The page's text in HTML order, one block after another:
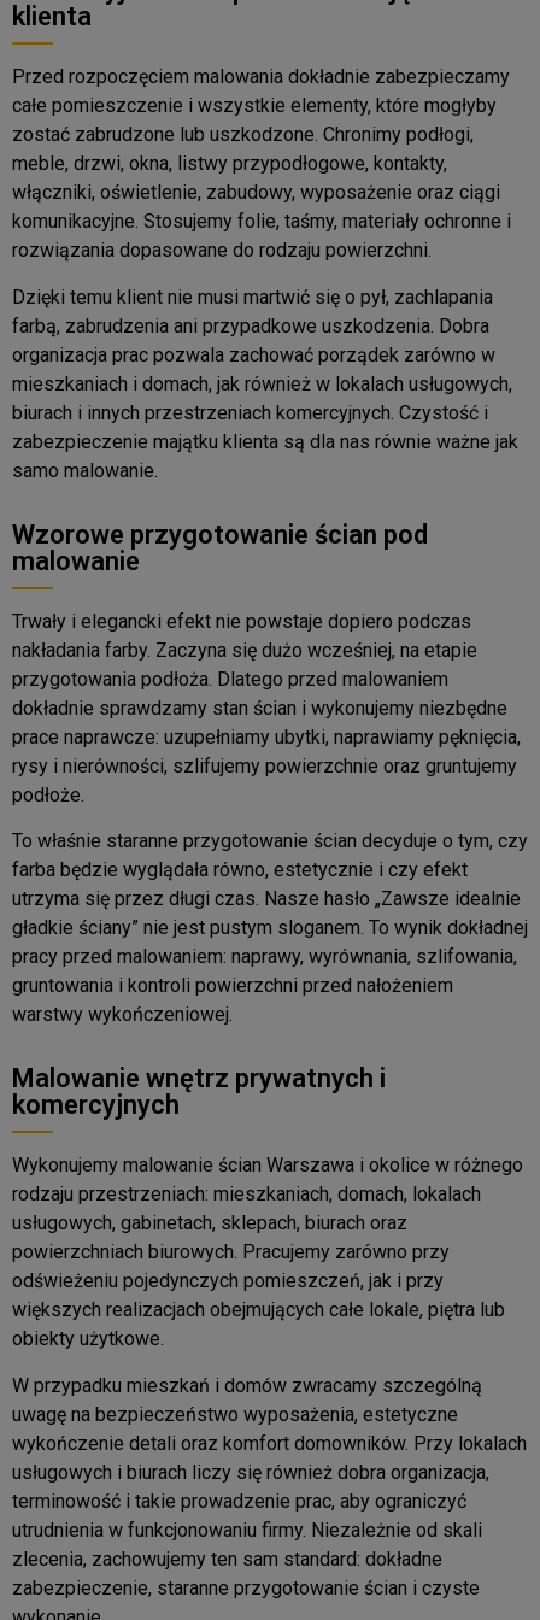
klienta
Przed rozpoczęciem malowania dokładnie zabezpieczamy
całe pomieszczenie i wszystkie elementy, które mogłyby
zostać zabrudzone lub uszkodzone. Chronimy podłogi,
meble, drzwi, okna, listwy przypodłogowe, kontakty,
włączniki, oświetlenie, zabudowy, wyposażenie oraz ciągi
komunikacyjne. Stosujemy folie, taśmy, materiały ochronne i
rozwiązania dopasowane do rodzaju powierzchni.
Dzięki temu klient nie musi martwić się o pył, zachlapania
farbą, zabrudzenia ani przypadkowe uszkodzenia. Dobra
organizacja prac pozwala zachować porządek zarówno w
mieszkaniach i domach, jak również w lokalach usługowych,
biurach i innych przestrzeniach komercyjnych. Czystość i
zabezpieczenie majątku klienta są dla nas równie ważne jak
samo malowanie.
Wzorowe przygotowanie ścian pod
malowanie
Trwały i elegancki efekt nie powstaje dopiero podczas
nakładania farby. Zaczyna się dużo wcześniej, na etapie
przygotowania podłoża. Dlatego przed malowaniem
dokładnie sprawdzamy stan ścian i wykonujemy niezbędne
prace naprawcze: uzupełniamy ubytki, naprawiamy pęknięcia,
rysy i nierówności, szlifujemy powierzchnie oraz gruntujemy
podłoże.
To właśnie staranne przygotowanie ścian decyduje o tym, czy
farba będzie wyglądała równo, estetycznie i czy efekt
utrzyma się przez długi czas. Nasze hasło „Zawsze idealnie
gładkie ściany” nie jest pustym sloganem. To wynik dokładnej
pracy przed malowaniem: naprawy, wyrównania, szlifowania,
gruntowania i kontroli powierzchni przed nałożeniem
warstwy wykończeniowej.
Malowanie wnętrz prywatnych i
komercyjnych
Wykonujemy malowanie ścian Warszawa i okolice w różnego
rodzaju przestrzeniach: mieszkaniach, domach, lokalach
usługowych, gabinetach, sklepach, biurach oraz
powierzchniach biurowych. Pracujemy zarówno przy
odświeżeniu pojedynczych pomieszczeń, jak i przy
większych realizacjach obejmujących całe lokale, piętra lub
obiekty użytkowe.
W przypadku mieszkań i domów zwracamy szczególną
uwagę na bezpieczeństwo wyposażenia, estetyczne
wykończenie detali oraz komfort domowników. Przy lokalach
usługowych i biurach liczy się również dobra organizacja,
terminowość i takie prowadzenie prac, aby ograniczyć
utrudnienia w funkcjonowaniu firmy. Niezależnie od skali
zlecenia, zachowujemy ten sam standard: dokładne
zabezpieczenie, staranne przygotowanie ścian i czyste